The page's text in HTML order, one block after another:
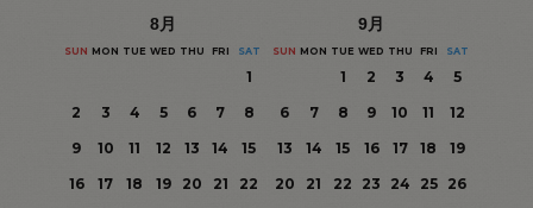
8月
SUN MON TUE WED THU FRI SAT
1
2
3 4 5 6 7
8
9
10 11 12 13 14
15
16
17 18 19 20 21
22
9月
SUN MON TUE WED THU FRI SAT
1 2 3 4
5
6
7 8 9 10 11
12
13
14 15 16 17 18
19
20
21 22 23 24 25
26